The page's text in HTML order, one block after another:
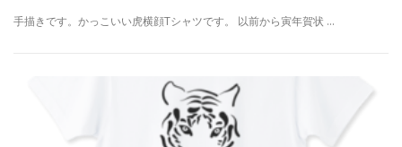
手描きです。かっこいい虎横顔Tシャツです。 以前から寅年賀状 …